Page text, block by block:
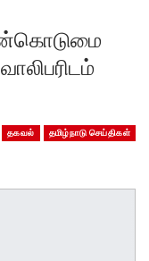
தகவல் தமிழ்நாடு செய்திகள்